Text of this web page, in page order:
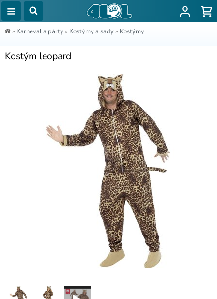
» Karneval a párty » Kostýmy a sady » Kostýmy
Kostým leopard